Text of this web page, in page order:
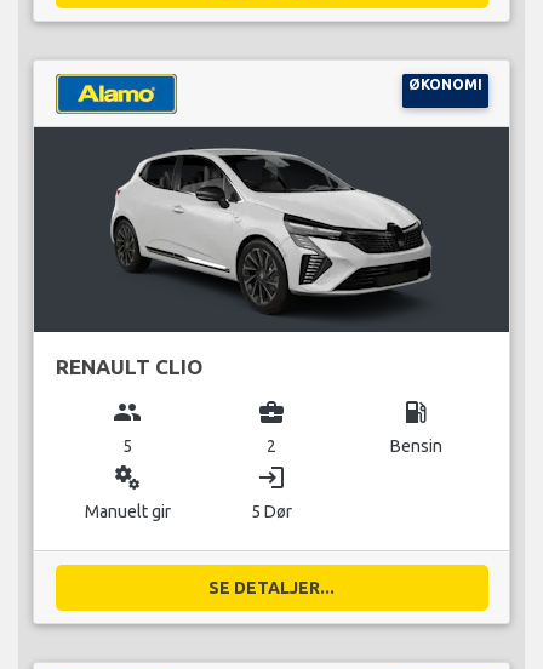
ØKONOMI
RENAULT CLIO
group
5
business_center
2
local_gas_station
Bensin
miscellaneous_services
Manuelt gir
login
5 Dør
SE DETALJER...